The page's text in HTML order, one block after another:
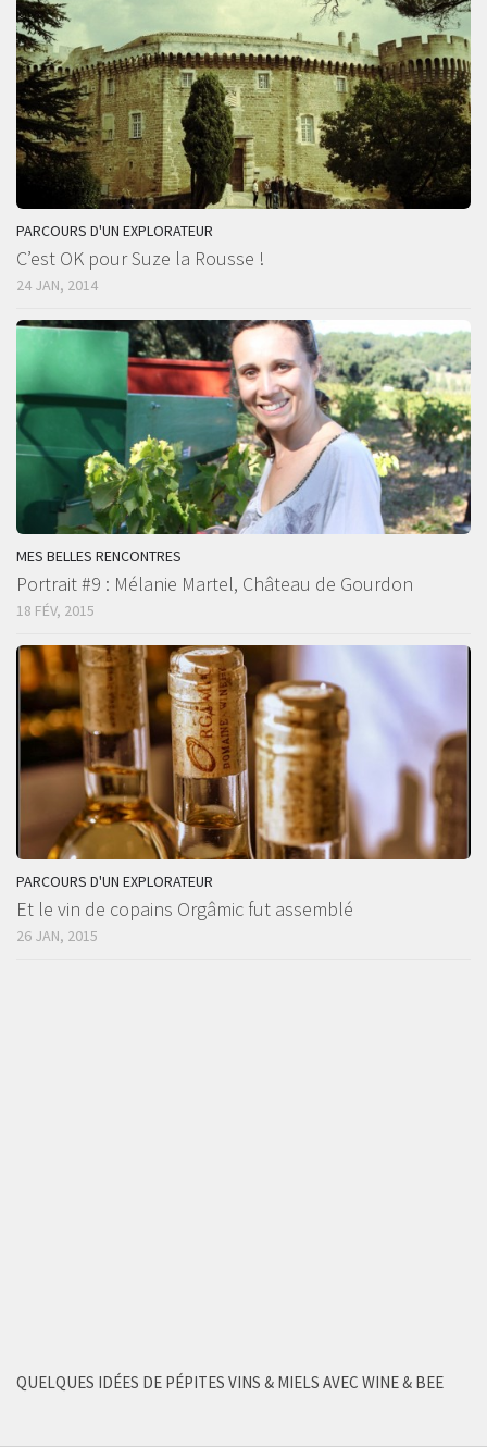
PARCOURS D'UN EXPLORATEUR
C’est OK pour Suze la Rousse !
24 JAN, 2014
MES BELLES RENCONTRES
Portrait #9 : Mélanie Martel, Château de Gourdon
18 FÉV, 2015
PARCOURS D'UN EXPLORATEUR
Et le vin de copains Orgâmic fut assemblé
26 JAN, 2015
QUELQUES IDÉES DE PÉPITES VINS & MIELS AVEC WINE & BEE